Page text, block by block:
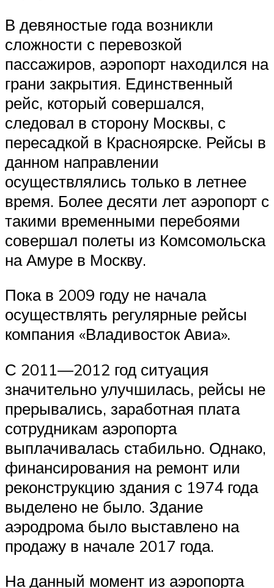
В девяностые года возникли
сложности с перевозкой
пассажиров, аэропорт находился на
грани закрытия. Единственный
рейс, который совершался,
следовал в сторону Москвы, с
пересадкой в Красноярске. Рейсы в
данном направлении
осуществлялись только в летнее
время. Более десяти лет аэропорт с
такими временными перебоями
совершал полеты из Комсомольска
на Амуре в Москву.
Пока в 2009 году не начала
осуществлять регулярные рейсы
компания «Владивосток Авиа».
С 2011—2012 год ситуация
значительно улучшилась, рейсы не
прерывались, заработная плата
сотрудникам аэропорта
выплачивалась стабильно. Однако,
финансирования на ремонт или
реконструкцию здания с 1974 года
выделено не было. Здание
аэродрома было выставлено на
продажу в начале 2017 года.
На данный момент из аэропорта